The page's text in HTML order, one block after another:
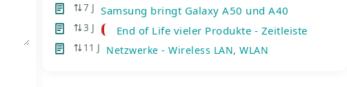
7 J Samsung bringt Galaxy A50 und A40
3 J End of Life vieler Produkte - Zeitleiste
11 J Netzwerke - Wireless LAN, WLAN